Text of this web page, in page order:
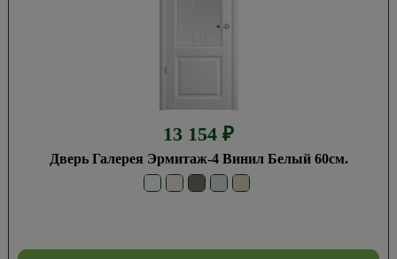
13 154 ₽
Дверь Галерея Эрмитаж-4 Винил Белый 60см.